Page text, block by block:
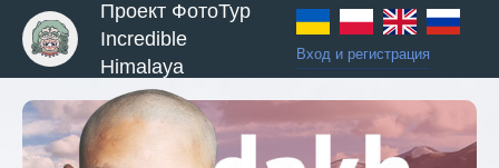
Проект ФотоТур
Incredible
Himalaya
Вход и регистрация